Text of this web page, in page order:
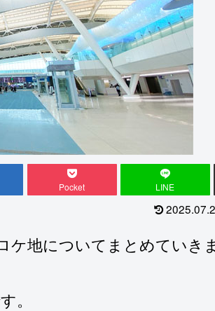
Pocket LINE
地についてまとめていきま
。